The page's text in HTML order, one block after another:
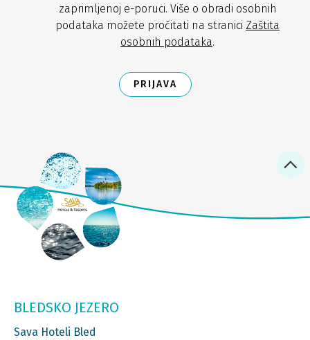
zaprimljenoj e-poruci. Više o obradi osobnih
podataka možete pročitati na stranici Zaštita
osobnih podataka.
PRIJAVA
BLEDSKO JEZERO
Sava Hoteli Bled